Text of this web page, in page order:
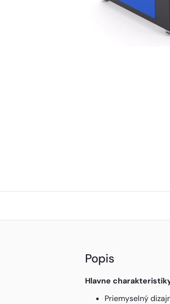
Popis
Hlavne
Priemyselný